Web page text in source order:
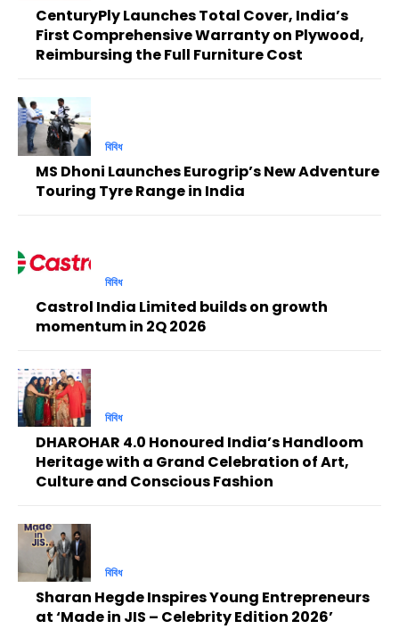
CenturyPly Launches Total Cover, India’s
First Comprehensive Warranty on Plywood,
Reimbursing the Full Furniture Cost
বিবিধ
MS Dhoni Launches Eurogrip’s New Adventure
Touring Tyre Range in India
বিবিধ
Castrol India Limited builds on growth
momentum in 2Q 2026
বিবিধ
DHAROHAR 4.0 Honoured India’s Handloom
Heritage with a Grand Celebration of Art,
Culture and Conscious Fashion
বিবিধ
Sharan Hegde Inspires Young Entrepreneurs
at ‘Made in JIS – Celebrity Edition 2026’